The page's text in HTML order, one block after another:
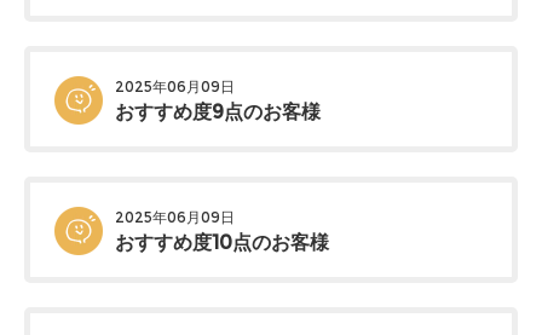
2025年06月09日
おすすめ度9点のお客様
2025年06月09日
おすすめ度10点のお客様